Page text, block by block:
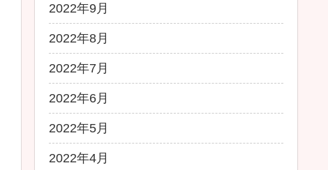
2022年9月
2022年8月
2022年7月
2022年6月
2022年5月
2022年4月